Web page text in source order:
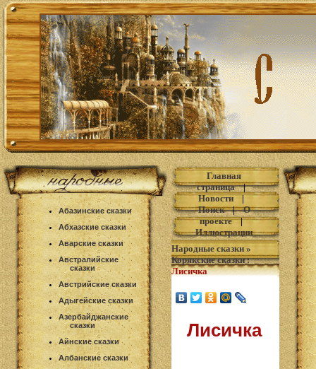
Абазинские сказки
Абхазские сказки
Аварские сказки
Австралийские
сказки
Австрийские сказки
Адыгейские сказки
Азербайджанские
сказки
Айнские сказки
Албанские сказки
Главная
страница|
Новости|
Поиск|О
проекте|
Иллюстрации
Народные сказки »
Корякские сказки:
Лисичка
Лисичка